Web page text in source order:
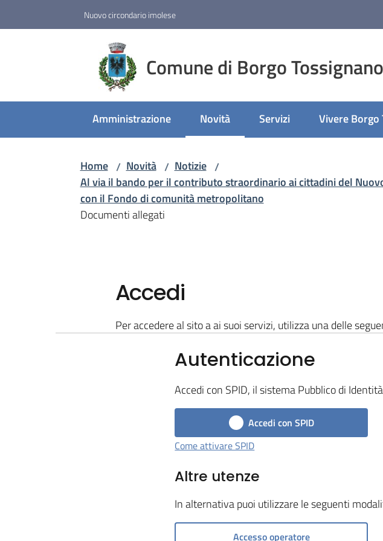
Nuovo circondario imolese
Comune di Borgo Tossignano
Amministrazione Novità
Menu selezionato
Servizi Vivere Borgo
Home / Novità / Notizie /
Al via il bando per il contributo straordinario ai cittadini del
con il Fondo di comunità metropolitano
Documenti allegati
Accedi
Per accedere al sito a ai suoi servizi, utilizza una delle
Autenticazione
Accedi con SPID, il sistema Pubblico di
Accedi con SPID
Come attivare SPID
Altre utenze
In alternativa puoi utilizzare le seguenti
Accesso operatore